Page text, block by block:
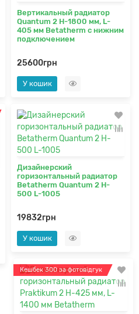
Вертикальный радиатор
Quantum 2 H-1800 мм, L-
405 мм Betatherm с нижним
подключением
25600грн
У кошик
Дизайнерский
горизонтальный радиатор
Betatherm Quantum 2 H-
500 L-1005
19832грн
У кошик
Кешбек 300 за фотовідгук